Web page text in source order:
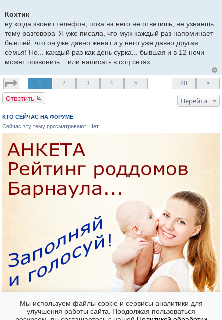
Кохтик
ну когда звонит телефон, пока на него не ответишь, не узнаешь
тему разговора. Я уже писала, что муж каждый раз напоминает
бывшей, что он уже давно женат и у него уже давно другая
семья! Но... каждый раз как день сурка... бывшая и в 12 ночи
может позвонить... или написать в соц.сетях.
1 2 3 4 5 … 80 >
Ответить Перейти
КТО СЕЙЧАС НА ФОРУМЕ
Сейчас эту тему просматривают: Нет
Мы используем файлы cookie и сервисы аналитики для
улучшения работы сайта. Продолжая пользоваться